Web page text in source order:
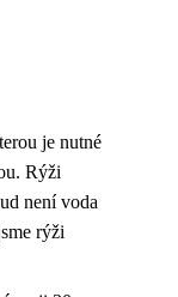
je nutné
Rýži
není voda
rýži